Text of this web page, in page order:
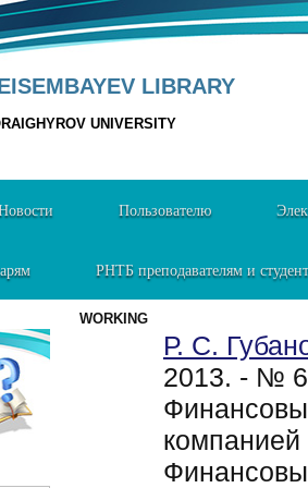
LIBRARY
UNIVERSITY
Пользователю
РНТБ преподавателям и
WORKING
Р. С.
2013. - №
компанией